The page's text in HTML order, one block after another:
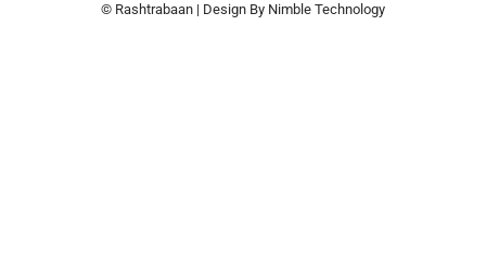
© Rashtrabaan | Design By Nimble Technology